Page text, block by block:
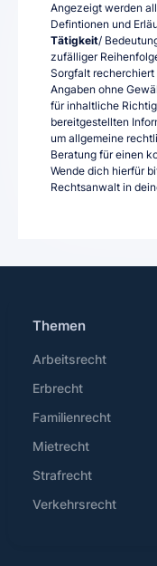
Angezeigt werden
Defintionen und
Tätigkeit/
zufälliger
Sorgfalt
Angaben ohne
für inhaltliche
bereitgestellten
um allgemeine
Beratung für einen
Wende dich hierfür
Rechtsanwalt in
Themen
Arbeitsrecht
Erbrecht
Familienrecht
Mietrecht
Strafrecht
Verkehrsrecht